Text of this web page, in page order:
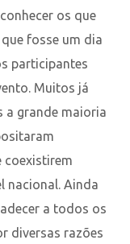
os que
fosse um dia
participantes
Muitos já
a grande maioria
coexistirem
nacional. Ainda
a todos os
diversas razões